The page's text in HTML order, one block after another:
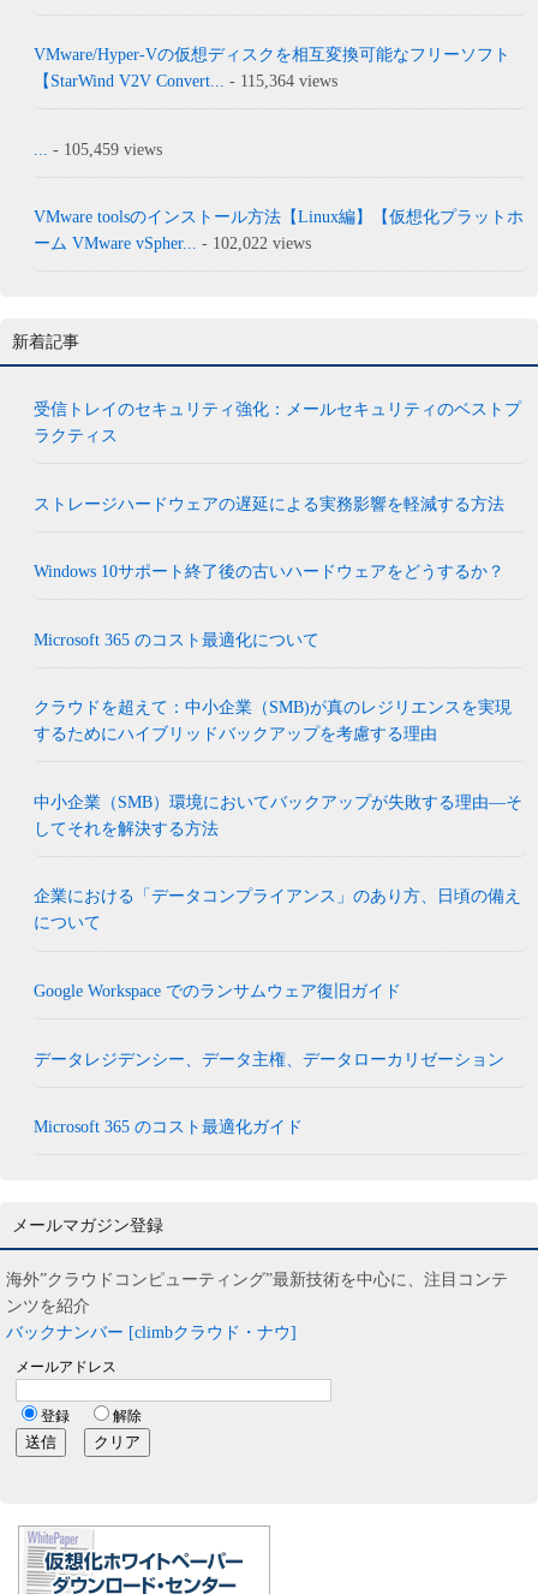
VMware/Hyper-Vの仮想ディスクを相互変換可能なフリーソフト
【StarWind V2V Convert...
- 115,364 views
- 105,459 views
VMware toolsのインストール方法【Linux編】【仮想化プラットホ
ーム VMware vSpher... - 102,022 views
新着記事
受信トレイのセキュリティ強化：メールセキュリティのベストプ
ラクティス
ストレージハードウェアの遅延による実務影響を軽減する方法
Windows 10サポート終了後の古いハードウェアをどうするか？
Microsoft 365 のコスト最適化について
クラウドを超えて：中小企業（SMB)が真のレジリエンスを実現
するためにハイブリッドバックアップを考慮する理由
中小企業（SMB）環境においてバックアップが失敗する理由―そ
してそれを解決する方法
企業における「データコンプライアンス」のあり方、日頃の備え
について
Google Workspace でのランサムウェア復旧ガイド
データレジデンシー、データ主権、データローカリゼーション
Microsoft 365 のコスト最適化ガイド
メールマガジン登録
海外”クラウドコンピューティング”最新技術を中心に、注目コンテ
ンツを紹介
バックナンバー [climbクラウド・ナウ]